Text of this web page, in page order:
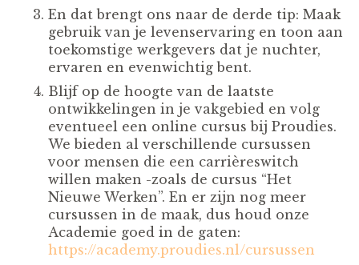
En dat brengt ons naar de derde tip: Maak
gebruik van je levenservaring en toon aan
toekomstige werkgevers dat je nuchter,
ervaren en evenwichtig bent.
Blijf op de hoogte van de laatste
ontwikkelingen in je vakgebied en volg
eventueel een online cursus bij Proudies.
We bieden al verschillende cursussen
voor mensen die een carrièreswitch
willen maken -zoals de cursus “Het
Nieuwe Werken”. En er zijn nog meer
cursussen in de maak, dus houd onze
Academie goed in de gaten:
https://academy.proudies.nl/cursussen